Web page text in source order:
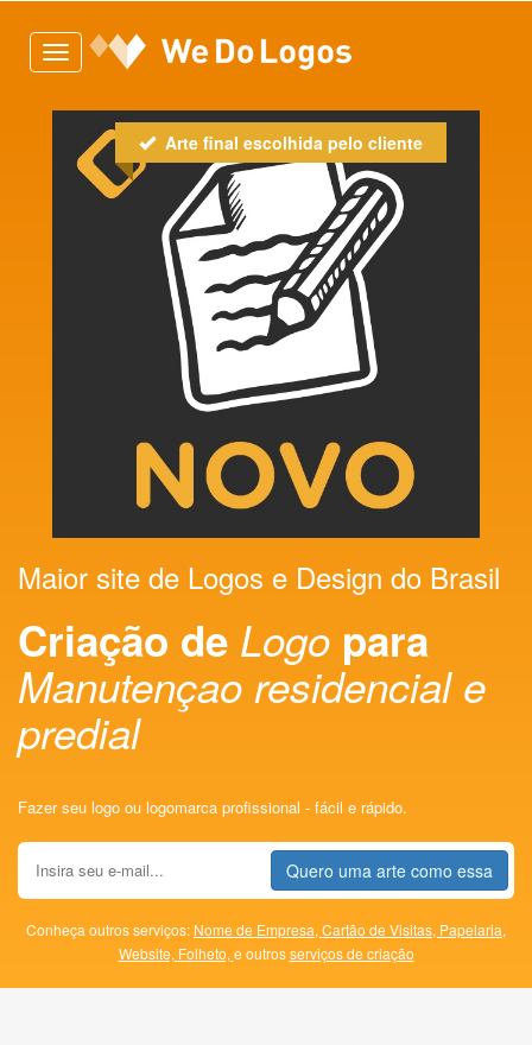
Toggle
navigation
Arte final escolhida pelo cliente
Maior site de Logos e Design do Brasil
Criação de Logo para
Manutençao residencial e
predial
Fazer seu logo ou logomarca profissional - fácil e rápido.
Quero uma arte como essa
Conheça outros serviços: Nome de Empresa, Cartão de Visitas, Papelaria,
Website, Folheto, e outrosserviços de criação